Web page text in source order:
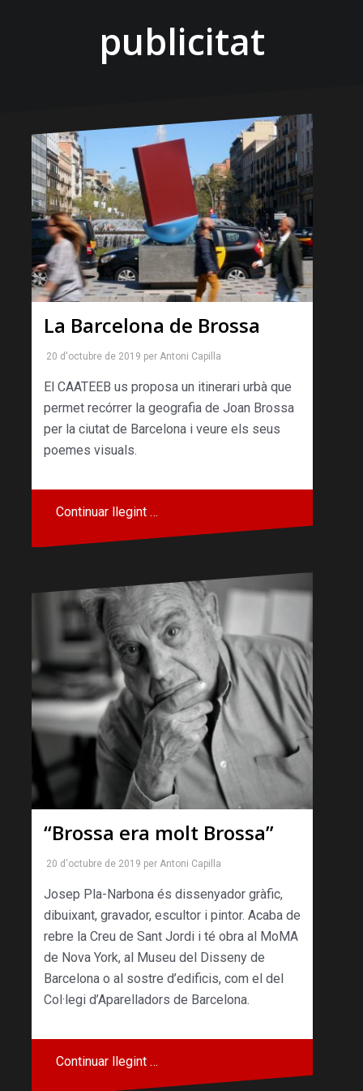
publicitat
La Barcelona de Brossa
20 d'octubre de 2019 per Antoni Capilla
El CAATEEB us proposa un itinerari urbà que
permet recórrer la geografia de Joan Brossa
per la ciutat de Barcelona i veure els seus
poemes visuals.
Continuar llegint …
“Brossa era molt Brossa”
20 d'octubre de 2019 per Antoni Capilla
Josep Pla-Narbona és dissenyador gràfic,
dibuixant, gravador, escultor i pintor. Acaba de
rebre la Creu de Sant Jordi i té obra al MoMA
de Nova York, al Museu del Disseny de
Barcelona o al sostre d’edificis, com el del
Col·legi d’Aparelladors de Barcelona.
Continuar llegint …